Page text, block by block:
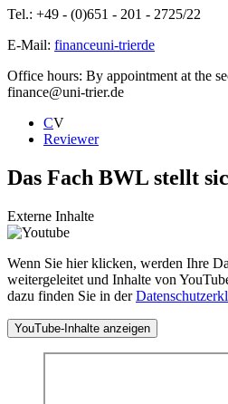
Tel.: +49 - (0)651 - 201 - 2725/22
E-Mail: financeuni-trierde
Office hours: By appointment at the
finance@uni-trier.de
CV
Reviewer
Das Fach BWL stellt
Externe Inhalte
Wenn Sie hier klicken, werden Ihre
weitergeleitet und Inhalte von
dazu finden Sie in der
YouTube-Inhalte anzeigen